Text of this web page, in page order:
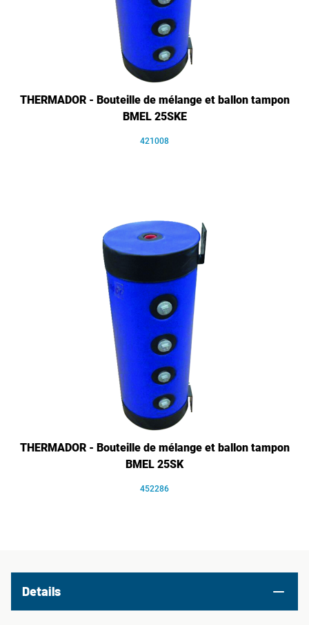
THERMADOR - Bouteille de mélange et ballon tampon
BMEL 25SKE
421008
THERMADOR - Bouteille de mélange et ballon tampon
BMEL 25SK
452286
Details